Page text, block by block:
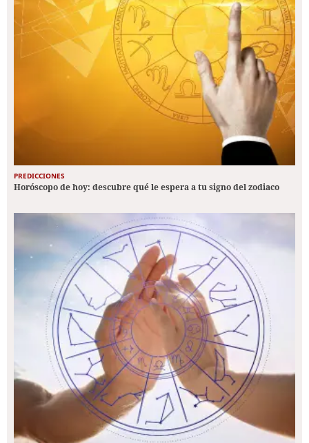
PREDICCIONES
Horóscopo de hoy: descubre qué le espera a tu signo del zodiaco